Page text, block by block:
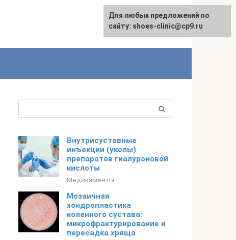
Внутрисуставные
инъекции (уколы)
препаратов гиалуроновой
кислоты
Медикаменты
Мозаичная
хондропластика
коленного сустава:
микрофрактурирование и
пересадка хряща
Для любых предложений по
сайту: shoes-clinic@cp9.ru